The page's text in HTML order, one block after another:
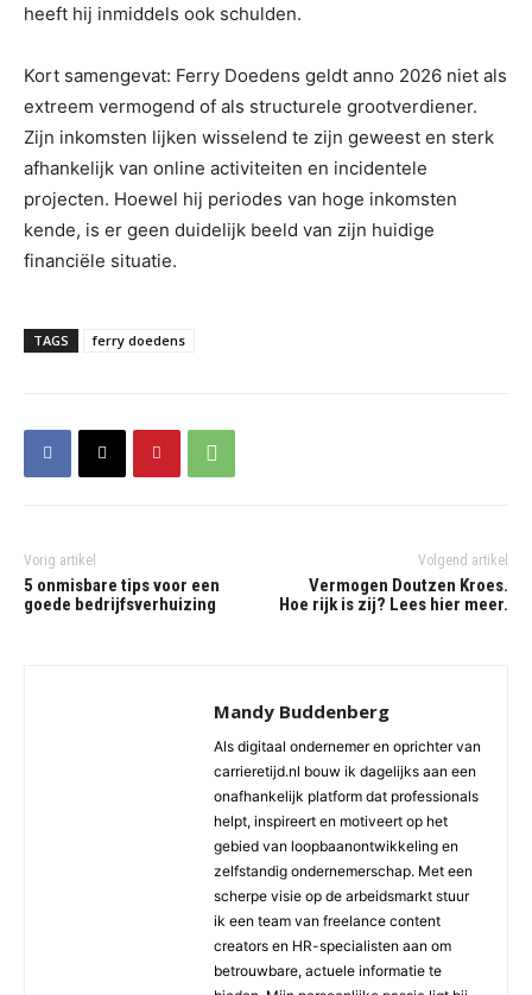
heeft hij inmiddels ook schulden.
Kort samengevat: Ferry Doedens geldt anno 2026 niet als
extreem vermogend of als structurele grootverdiener.
Zijn inkomsten lijken wisselend te zijn geweest en sterk
afhankelijk van online activiteiten en incidentele
projecten. Hoewel hij periodes van hoge inkomsten
kende, is er geen duidelijk beeld van zijn huidige
financiële situatie.
TAGS ferry doedens
Vorig artikel
5 onmisbare tips voor een
goede bedrijfsverhuizing
Volgend artikel
Vermogen Doutzen Kroes.
Hoe rijk is zij? Lees hier meer.
Mandy Buddenberg
Als digitaal ondernemer en oprichter van
carrieretijd.nl bouw ik dagelijks aan een
onafhankelijk platform dat professionals
helpt, inspireert en motiveert op het
gebied van loopbaanontwikkeling en
zelfstandig ondernemerschap. Met een
scherpe visie op de arbeidsmarkt stuur
ik een team van freelance content
creators en HR-specialisten aan om
betrouwbare, actuele informatie te